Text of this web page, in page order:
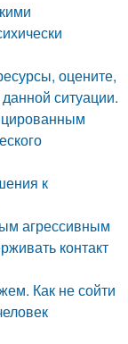
оцените,
ситуации.
к
агрессивным
контакт
Как не сойти